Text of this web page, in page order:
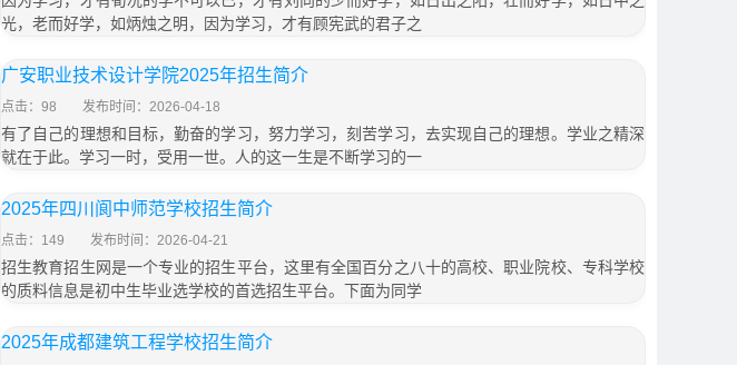
光，老而好学，如炳烛之明，因为学习，才有顾宪武的君子之
广安职业技术设计学院2025年招生简介
点击：98 发布时间：2026-04-18
有了自己的理想和目标，勤奋的学习，努力学习，刻苦学习，去实现自己的理想。学业之精深
就在于此。学习一时，受用一世。人的这一生是不断学习的一
2025年四川阆中师范学校招生简介
点击：149 发布时间：2026-04-21
招生教育招生网是一个专业的招生平台，这里有全国百分之八十的高校、职业院校、专科学校
的质料信息是初中生毕业选学校的首选招生平台。下面为同学
2025年成都建筑工程学校招生简介